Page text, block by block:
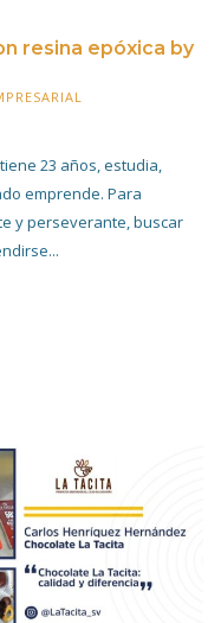
resina epóxica by
23 años, estudia,
emprende. Para
y perseverante, buscar